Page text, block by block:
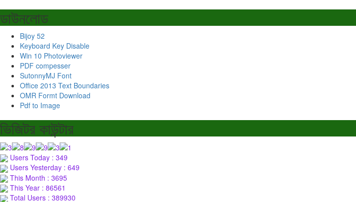
ডাউনলোড
Bijoy 52
Keyboard Key Disable
Win 10 Photoviewer
PDF compesser
SutonnyMJ Font
Office 2013 Text Boundaries
OMR Formt Download
Pdf to Image
ভিজিটর কাউন্টার
Users Today : 349
Users Yesterday : 649
This Month : 3695
This Year : 86561
Total Users : 389930